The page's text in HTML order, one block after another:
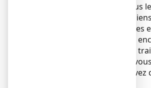
Ce médicament, comme tous
inflammatoires non
altérer la fertilité des femmes
des difficultés pour devenir
façon réversible à l’arrêt du
Informez votre médecin si
une grossesse ou si vous avez